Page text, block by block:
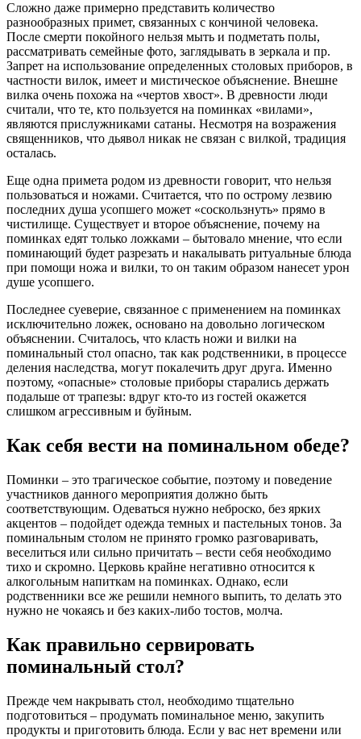
Сложно даже примерно представить количество
разнообразных примет, связанных с кончиной человека.
После смерти покойного нельзя мыть и подметать полы,
рассматривать семейные фото, заглядывать в зеркала и пр.
Запрет на использование определенных столовых приборов, в
частности вилок, имеет и мистическое объяснение. Внешне
вилка очень похожа на «чертов хвост». В древности люди
считали, что те, кто пользуется на поминках «вилами»,
являются прислужниками сатаны. Несмотря на возражения
священников, что дьявол никак не связан с вилкой, традиция
осталась.
Еще одна примета родом из древности говорит, что нельзя
пользоваться и ножами. Считается, что по острому лезвию
последних душа усопшего может «соскользнуть» прямо в
чистилище. Существует и второе объяснение, почему на
поминках едят только ложками – бытовало мнение, что если
поминающий будет разрезать и накалывать ритуальные блюда
при помощи ножа и вилки, то он таким образом нанесет урон
душе усопшего.
Последнее суеверие, связанное с применением на поминках
исключительно ложек, основано на довольно логическом
объяснении. Считалось, что класть ножи и вилки на
поминальный стол опасно, так как родственники, в процессе
деления наследства, могут покалечить друг друга. Именно
поэтому, «опасные» столовые приборы старались держать
подальше от трапезы: вдруг кто-то из гостей окажется
слишком агрессивным и буйным.
Как себя вести на поминальном обеде?
Поминки – это трагическое событие, поэтому и поведение
участников данного мероприятия должно быть
соответствующим. Одеваться нужно неброско, без ярких
акцентов – подойдет одежда темных и пастельных тонов. За
поминальным столом не принято громко разговаривать,
веселиться или сильно причитать – вести себя необходимо
тихо и скромно. Церковь крайне негативно относится к
алкогольным напиткам на поминках. Однако, если
родственники все же решили немного выпить, то делать это
нужно не чокаясь и без каких-либо тостов, молча.
Как правильно сервировать
поминальный стол?
Прежде чем накрывать стол, необходимо тщательно
подготовиться – продумать поминальное меню, закупить
продукты и приготовить блюда. Если у вас нет времени или